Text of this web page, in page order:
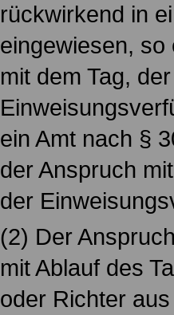
rückwirkend in
eingewiesen,
mit dem Tag,
ein Amt nach §
der Anspruch
der
(2) Der
mit Ablauf des
oder Richter